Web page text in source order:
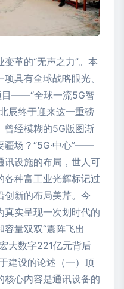
革的“无声之力”。本
具有全球战略眼光、
目——“全球一流5G智
辰终于迎来这一重磅
曾经模糊的5G版图渐
疆场？“5G·中心”——
讯设施的布局，世人可
各种富工业光辉标记过
创新的布局美芹。今
真实呈现一次划时代的
量双双“震阵飞出
大数字221亿元背后
建设的论述（一）顶
核心内容是通讯设备的